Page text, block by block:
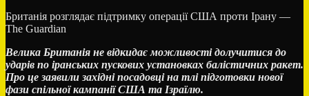
стрілянину
мобілізації
в
Дніпрі
Британія розглядає підтримку операції США проти Ірану —
The Guardian
Велика Британія не відкидає можливості долучитися до
ударів по іранських пускових установках балістичних ракет.
Про це заявили західні посадовці на тлі підготовки нової
фази спільної кампанії США та Ізраїлю.